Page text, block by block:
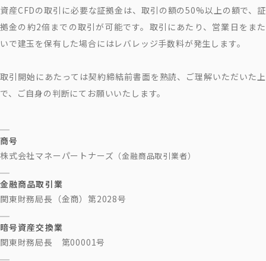
資産CFDの取引に必要な証拠金は、取引の額の50%以上の額で、証
拠金の約2倍までの取引が可能です。取引にあたり、営業日をまた
いで建玉を保有した場合にはレバレッジ手数料が発生します。
取引開始にあたっては契約締結前書面を熟読、ご理解いただいた上
で、ご自身の判断にてお願いいたします。
商号
株式会社マネーパートナーズ （金融商品取引業者）
金融商品取引業
関東財務局長（金商）第2028号
暗号資産交換業
関東財務局長 第00001号